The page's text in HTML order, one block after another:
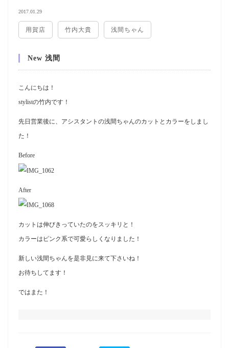
2017.01.29
用賀店 竹内大貴 浅間ちゃん
New 浅間
こんにちは！
stylistの竹内です！
先日営業後に、アシスタントの浅間ちゃんのカットとカラーをしまし
た！
Before
After
カットは伸びきっていたのをスッキリと！
カラーはピンク系で可愛らしくなりました！
新しい浅間ちゃんを是非見に来て下さいね！
お待ちしてます！
ではまた！